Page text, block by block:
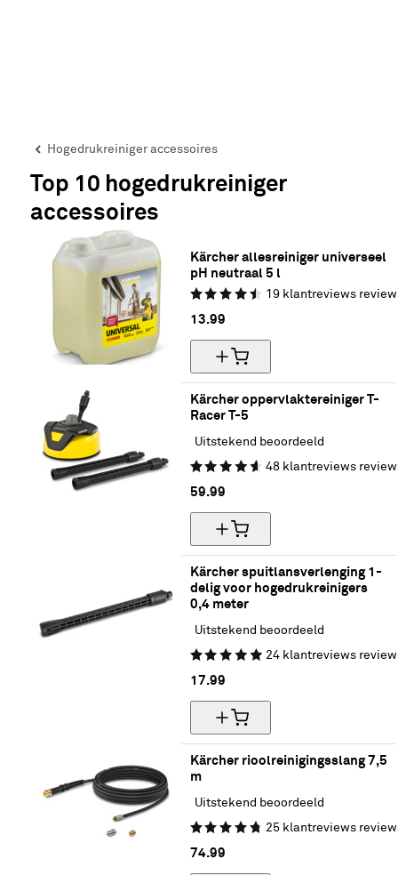
Hogedrukreiniger accessoires
Top 10 hogedrukreiniger
accessoires
Kärcher allesreiniger universeel
pH neutraal 5 l
19 klantreviews
13.99
Kärcher oppervlaktereiniger T-
Racer T-5
Uitstekend beoordeeld
48 klantreviews
59.99
Kärcher spuitlansverlenging 1-
delig voor hogedrukreinigers
0,4 meter
Uitstekend beoordeeld
24 klantreviews
17.99
Kärcher rioolreinigingsslang 7,5
m
Uitstekend beoordeeld
25 klantreviews
74.99